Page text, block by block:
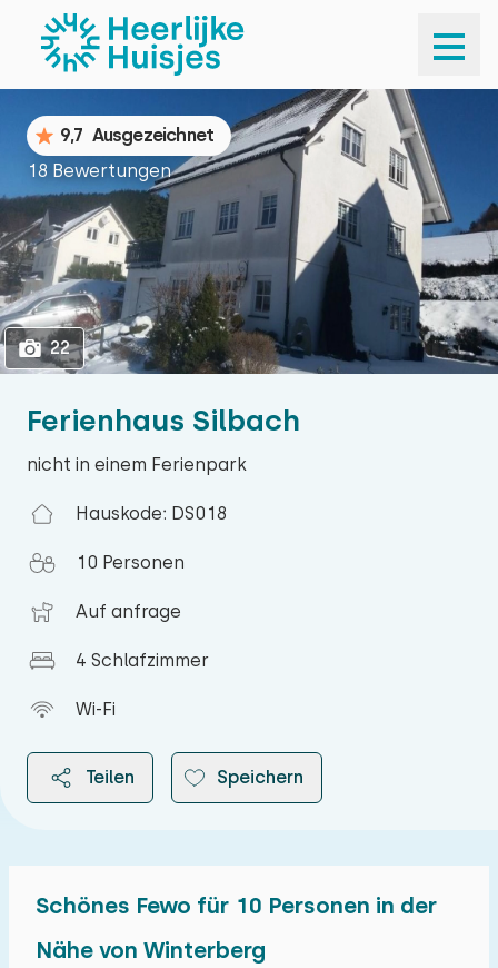
1
Ferienhaus Silbach
nicht in einem Ferienpark
Hauskode: DS018
10 Personen
Auf anfrage
4 Schlafzimmer
Wi-Fi
Teilen Speichern
9,7 Ausgezeichnet
18 Bewertungen
22
Schönes Fewo für 10 Personen in der
Nähe von Winterberg